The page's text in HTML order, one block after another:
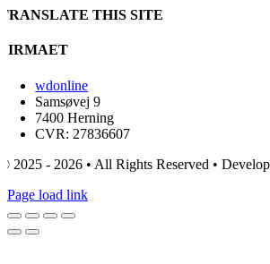
TRANSLATE THIS SITE
FIRMAET
wdonline
Samsøvej 9
7400 Herning
CVR: 27836607
© 2025 - 2026 • All Rights Reserved •
Page load link